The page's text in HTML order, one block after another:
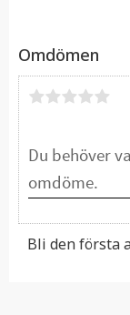
Omdömen
Bli den första